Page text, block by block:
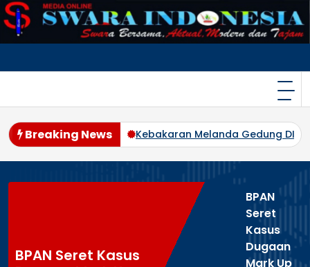
Skip
to
content
Breaking News
dan transparan! Kebakaran Melanda Gedung
BPAN Seret Kasus
BPAN
Seret
Kasus
Dugaan
Mark Up